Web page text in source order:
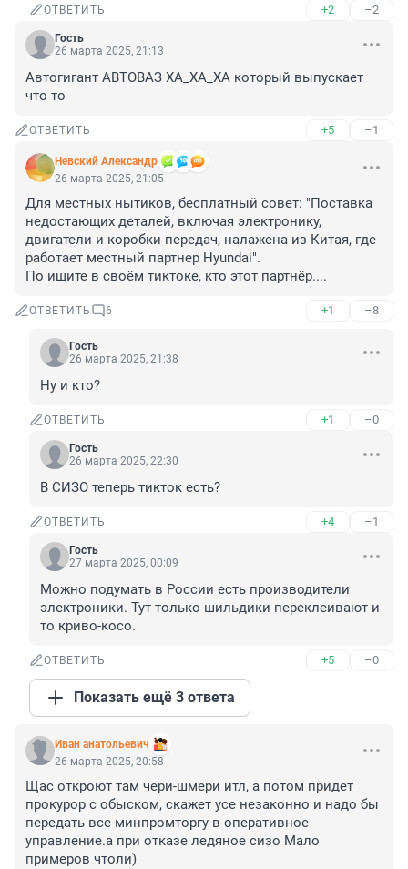
ОТВЕТИТЬ +2 –2
Гость
26 марта 2025, 21:13
Автогигант АВТОВАЗ ХА_ХА_ХА который выпускает
что то
ОТВЕТИТЬ +5 –1
Невский Александр
26 марта 2025, 21:05
Для местных нытиков, бесплатный совет: "Поставка
недостающих деталей, включая электронику,
двигатели и коробки передач, налажена из Китая, где
работает местный партнер Hyundai".
По ищите в своём тиктоке, кто этот партнёр....
ОТВЕТИТЬ 6 +1 –8
Гость
26 марта 2025, 21:38
Ну и кто?
ОТВЕТИТЬ +1 –0
Гость
26 марта 2025, 22:30
В СИЗО теперь тикток есть?
ОТВЕТИТЬ +4 –1
Гость
27 марта 2025, 00:09
Можно подумать в России есть производители
электроники. Тут только шильдики переклеивают и
то криво-косо.
ОТВЕТИТЬ +5 –0
Показать ещё 3 ответа
Иван анатольевич
26 марта 2025, 20:58
Щас откроют там чери-шмери итл, а потом придет
прокурор с обыском, скажет усе незаконно и надо бы
передать все минпромторгу в оперативное
управление.а при отказе ледяное сизо Мало
примеров чтоли)